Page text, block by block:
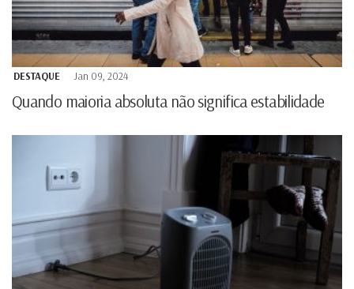
DESTAQUE Jan 09, 2024
Quando maioria absoluta não significa estabilidade